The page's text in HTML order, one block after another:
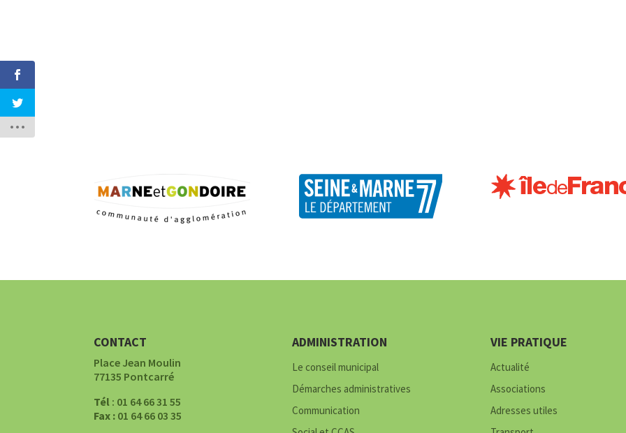
CONTACT
Place Jean Moulin
77135 Pontcarré
Tél : 01 64 66 31 55
Fax : 01 64 66 03 35
ADMINISTRATION
Le conseil municipal
Démarches administratives
Communication
VIE PRATIQUE
Actualité
Associations
Adresses utiles